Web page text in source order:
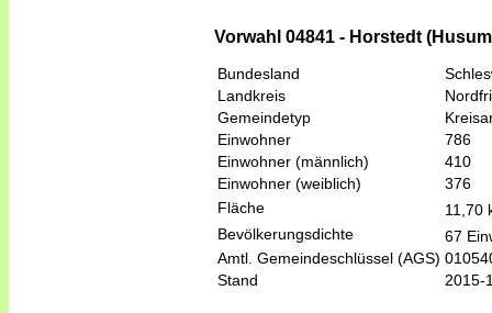
Vorwahl 04841 - Horstedt
Bundesland
Landkreis
Gemeindetyp
Einwohner
786
Einwohner (männlich)
410
Einwohner (weiblich)
376
Fläche
11,70
Bevölkerungsdichte
67
Amtl. Gemeindeschlüssel (AGS)
Stand
2015-